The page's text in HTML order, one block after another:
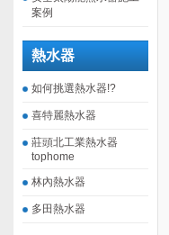
案例
熱水器
如何挑選熱水器!?
喜特麗熱水器
莊頭北工業熱水器
tophome
林內熱水器
多田熱水器